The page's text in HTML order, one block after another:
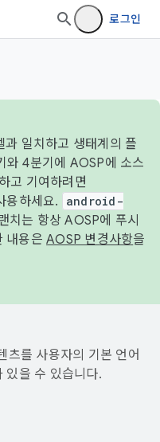
로그인
일치하고 생태계의 플
와 4분기에 AOSP에 소스
고 기여하려면
용하세요.
android-
치는 항상 AOSP에 푸시
내용은 AOSP 변경사항을
를 사용자의 기본 언어
있을 수 있습니다.